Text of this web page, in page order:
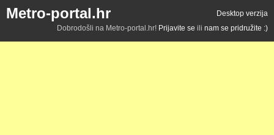
Metro-portal.hr
Desktop verzija
Dobrodošli na Metro-portal.hr! Prijavite se ili nam se pridružite :)